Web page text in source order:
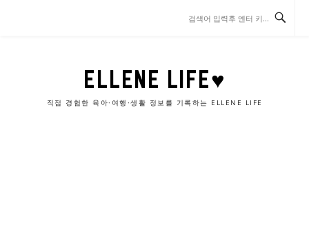
ELLENE LIFE♥
직접 경험한 육아·여행·생활 정보를 기록하는 ELLENE LIFE